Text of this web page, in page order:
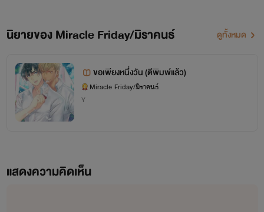
นิยายของ Miracle Friday/มิราคนธ์ ดูทั้งหมด
ขอเพียงหนึ่งวัน (ตีพิมพ์แล้ว)
Miracle Friday/มิราคนธ์
Y
แสดงความคิดเห็น